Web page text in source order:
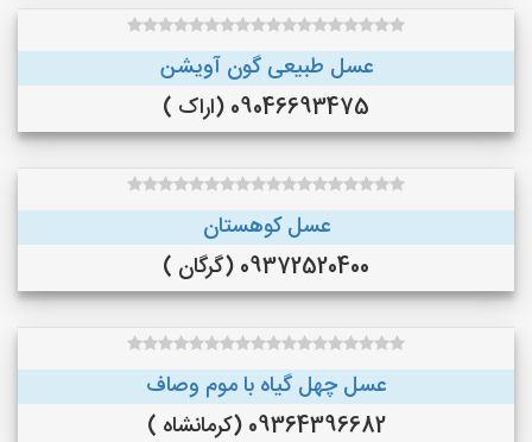
عسل طبیعی گون آویشن
09046693475 (اراک )
عسل کوهستان
09372520400 (گرگان )
عسل چهل گیاه با موم وصاف
09364396682 (کرمانشاه )